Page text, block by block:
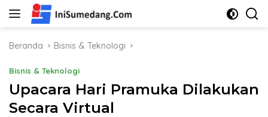
Langsung
Beranda
Bisnis & Teknologi
Bisnis & Teknologi
Upacara Hari Pramuka Dilakukan
Secara Virtual